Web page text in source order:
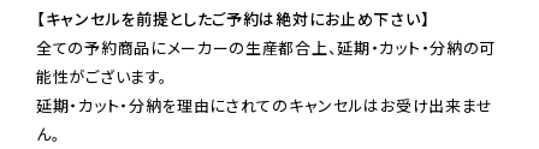
【キャンセルを前提としたご予約は絶対にお止め下さい】
全ての予約商品にメーカーの生産都合上、延期・カット・分納の可
能性がございます。
延期・カット・分納を理由にされてのキャンセルはお受け出来ませ
ん。